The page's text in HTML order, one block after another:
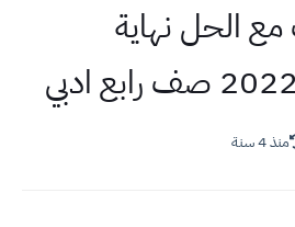
الحل نهاية
منذ 4 سنة